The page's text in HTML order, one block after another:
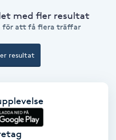
med fler resultat
för att få flera träffar
resultat